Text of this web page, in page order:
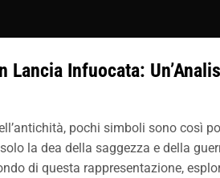
Lancia Infuocata:
pochi simboli sono così
la dea della saggezza e della
di questa rappresentazione,